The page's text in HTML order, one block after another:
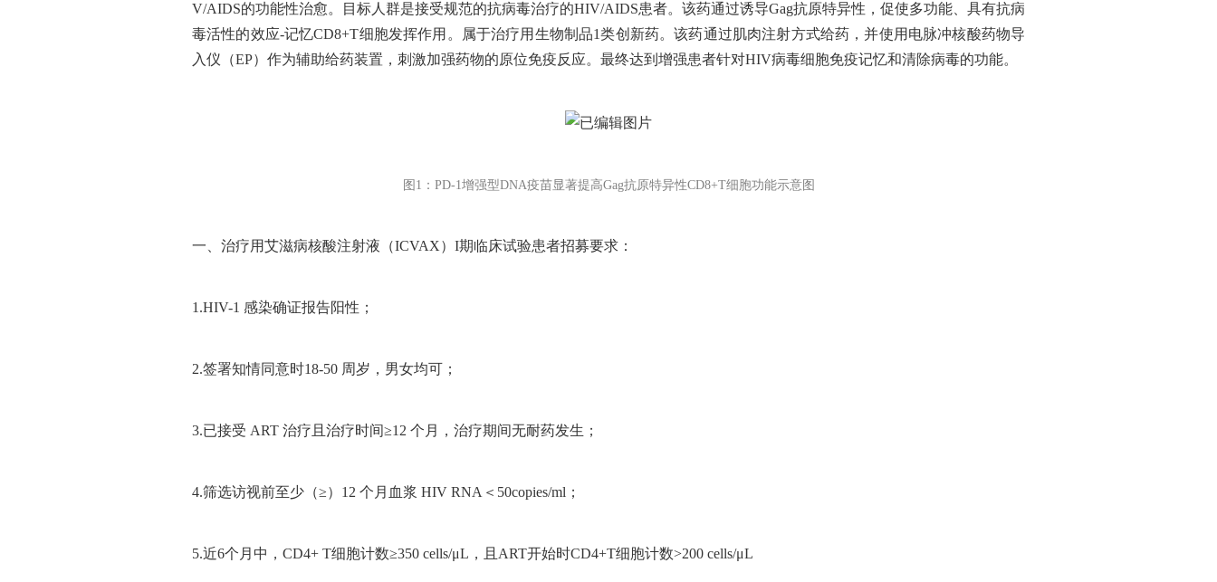
V/AIDS的功能性治愈。目标人群是接受规范的抗病毒治疗的HIV/AIDS患者。该药通过诱导Gag抗原特异性，促使多功能、具有抗病
毒活性的效应-记忆CD8+T细胞发挥作用。属于治疗用生物制品1类创新药。该药通过肌肉注射方式给药，并使用电脉冲核酸药物导
入仪（EP）作为辅助给药装置，刺激加强药物的原位免疫反应。最终达到增强患者针对HIV病毒细胞免疫记忆和清除病毒的功能。
图1：PD-1增强型DNA疫苗显著提高Gag抗原特异性CD8+T细胞功能示意图
一、治疗用艾滋病核酸注射液（ICVAX）I期临床试验患者招募要求：
1.HIV-1 感染确证报告阳性；
2.签署知情同意时18-50 周岁，男女均可；
3.已接受 ART 治疗且治疗时间≥12 个月，治疗期间无耐药发生；
4.筛选访视前至少（≥）12 个月血浆 HIV RNA＜50copies/ml；
5.近6个月中，CD4+ T细胞计数≥350 cells/μL，且ART开始时CD4+T细胞计数>200 cells/μL